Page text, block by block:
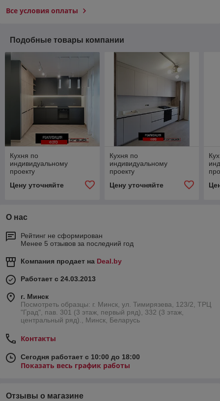
Все условия оплаты
Подобные товары компании
Кухня по
индивидуальному
проекту
Цену уточняйте
Кухня по
индивидуальному
проекту
Цену уточняйте
О нас
Рейтинг не сформирован
Менее 5 отзывов за последний год
Компания продает на Deal.by
Работает с 24.03.2013
г. Минск
Посмотреть образцы: г. Минск, ул. Тимирязева, 123/2, ТРЦ
"Град", пав. 301 (3 этаж, первый ряд), 332 (3 этаж,
центральный ряд)., Минск, Беларусь
Контакты
Сегодня работает с 10:00 до 18:00
Показать весь график работы
Отзывы о магазине